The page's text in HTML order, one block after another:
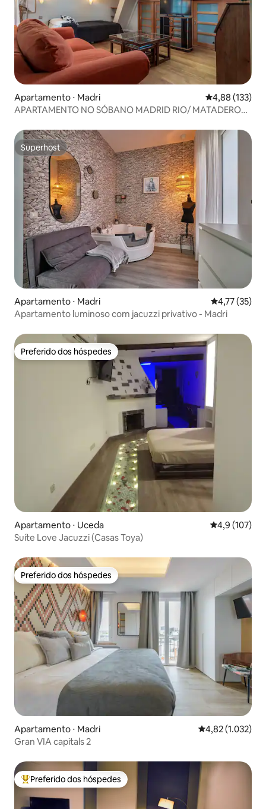
Apartamento ⋅ Madri 4,88 de uma
4,88 (133)
APARTAMENTO NO SÓBANO MADRID RIO/ MATADERO
Superhost
Superhost
Apartamento ⋅ Madri 4,77 de uma
4,77 (35)
Apartamento luminoso com jacuzzi privativo - Madri
Preferido dos hóspedes
Preferido dos hóspedes
Apartamento ⋅ Uceda 4,9 de uma
4,9 (107)
Suíte Love Jacuzzi (Casas Toya)
Preferido dos hóspedes
Preferido dos hóspedes
Apartamento ⋅ Madri 4,82 de uma
4,82 (1.032)
Gran VIA capitals 2
Entre os melhores preferidos dos hóspedes
Preferido dos hóspedes